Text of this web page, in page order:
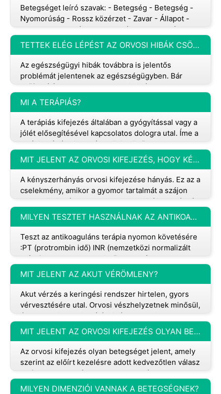
Betegséget leíró szavak: - Betegség - Betegség -
Nyomorúság - Rossz közérzet - Zavar - Állapot -
Panasz - Betegség - Gyengeség - Gyengeség -
Gyengeség - Gyen
TETTEK ELÉG LÉPÉST AZ ORVOSI HIBÁK CSÖKKENTÉSE ÉRDEKÉBEN?
Az egészségügyi hibák továbbra is jelentős
problémát jelentenek az egészségügyben. Bár
erőfeszítéseket tettek az orvosi hibák
csökkentésére, még többet kell tenni. Néhány
MI A TERÁPIÁS?
A terápiás kifejezés általában a gyógyítással vagy a
jólét elősegítésével kapcsolatos dologra utal. Íme a
terápia néhány jelentése különböző
összefüggésekben: 1. Orvosi
MIT JELENT AZ ORVOSI KIFEJEZÉS, HOGY KÉNYSZERHÁNYÁST?
A kényszerhányás orvosi kifejezése hányás. Ez az a
cselekmény, amikor a gyomor tartalmát a szájon
keresztül önként vagy akaratlanul kiürítik. A hányást
számos tényező oko
MILYEN TESZTET HASZNÁLNAK AZ ANTIKOAGULÁNS TERÁPIA NYOMON KÖVETÉSÉRE ÉS A SZERVEZETBEN A MAGAS SZINTŰ GYULLADÁS AZONOSÍTÁSÁRA?
Teszt az antikoaguláns terápia nyomon követésére
:PT (protrombin idő) INR (nemzetközi normalizált
arány) Teszt a magas szintű gyulladás
azonosítására :CRP (C-reaktív fe
MIT JELENT AZ AKUT VÉRÖMLENY?
Akut vérzés a keringési rendszer hirtelen, gyors
vérvesztésére utal. Orvosi vészhelyzetnek minősül,
és azonnali orvosi ellátást igényel. Okai: Az akut
vérzést számos
MIT JELENT AZ ORVOSI KIFEJEZÉS OLYAN BETEGSÉGET, AMELY AZ ELŐÍRT KEZELÉSRE KEDVEZŐTLENÜL REAGÁL?
Az orvosi kifejezés olyan betegséget jelent, amely
szerint az előírt kezelésre adott kedvezőtlen válasz
„refrakter betegség”. Ha egy betegség vagy
egészségügyi állapot ne
MILYEN DIMENZIÓI VANNAK A BETEGSÉGNEK?